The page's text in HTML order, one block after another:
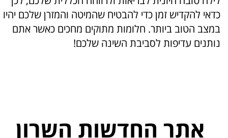
כדאי להקדיש זמן כדי להבטיח שהמיטה והמזרן שלכם יהיו
במצב הטוב ביותר. חלומות מתוקים מחכים כאשר אתם
נותנים עדיפות לסביבת השינה שלכם!
אתר החדשות השרון